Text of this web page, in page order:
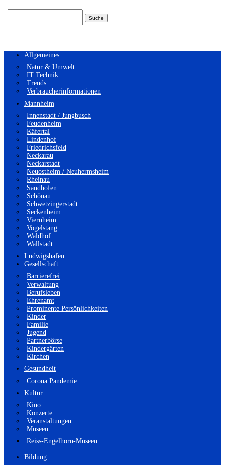
Allgemeines
Natur & Umwelt
IT Technik
Trends
Verbraucherinformationen
Mannheim
Innenstadt / Jungbusch
Feudenheim
Käfertal
Lindenhof
Friedrichsfeld
Neckarau
Neckarstadt
Neuostheim / Neuhermsheim
Rheinau
Sandhofen
Schönau
Schwetzingerstadt
Seckenheim
Viernheim
Vogelstang
Waldhof
Wallstadt
Ludwigshafen
Gesellschaft
Barrierefrei
Verwaltung
Berufsleben
Ehrenamt
Prominente Persönlichkeiten
Kinder
Familie
Jugend
Partnerbörse
Kindergärten
Kirchen
Gesundheit
Corona Pandemie
Kultur
Kino
Konzerte
Veranstaltungen
Museen
Reiss-Engelhorn-Museen
Bildung